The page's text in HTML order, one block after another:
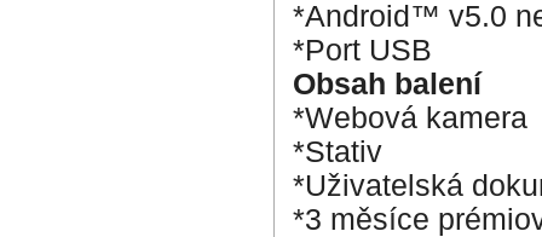
*Android™ v5.0
*Port USB
Obsah balení
*Webová kamera
*Stativ
*Uživatelská
*3 měsíce